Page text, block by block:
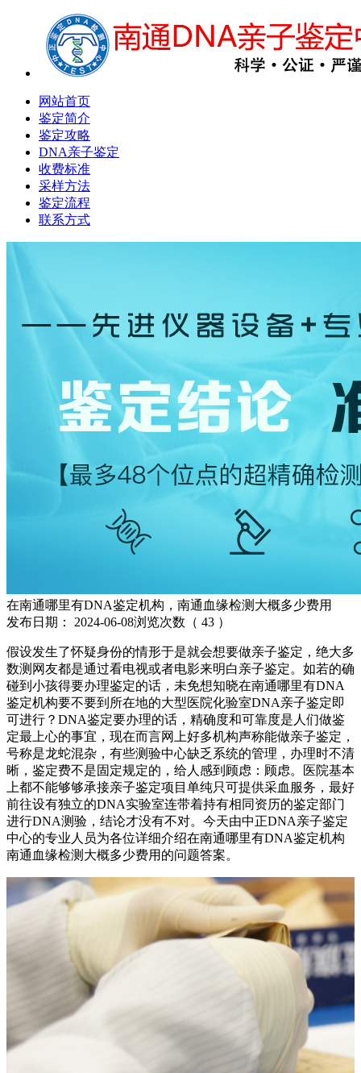
网站首页
鉴定简介
鉴定攻略
DNA亲子鉴定
收费标准
采样方法
鉴定流程
联系方式
在南通哪里有DNA鉴定机构，南通血缘检测大概多少费用
发布日期：
2024-06-08浏览次数（ 43 ）
假设发生了怀疑身份的情形于是就会想要做亲子鉴定，绝大多
数测网友都是通过看电视或者电影来明白亲子鉴定。如若的确
碰到小孩得要办理鉴定的话，未免想知晓在南通哪里有DNA
鉴定机构要不要到所在地的大型医院化验室DNA亲子鉴定即
可进行？DNA鉴定要办理的话，精确度和可靠度是人们做鉴
定最上心的事宜，现在而言网上好多机构声称能做亲子鉴定，
号称是龙蛇混杂，有些测验中心缺乏系统的管理，办理时不清
晰，鉴定费不是固定规定的，给人感到顾虑：顾虑。医院基本
上都不能够够承接亲子鉴定项目单纯只可提供采血服务，最好
前往设有独立的DNA实验室连带着持有相同资历的鉴定部门
进行DNA测验，结论才没有不对。今天由中正DNA亲子鉴定
中心的专业人员为各位详细介绍在南通哪里有DNA鉴定机构
南通血缘检测大概多少费用的问题答案。